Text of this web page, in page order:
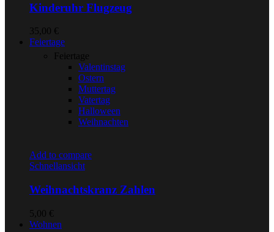
Kinderuhr Flugzeug
35,00 €
Feiertage
Feiertage
Valentinstag
Ostern
Muttertag
Vatertag
Halloween
Weihnachten
Add to compare
Schnellansicht
Weihnachtskranz Zahlen
5,00 €
Wohnen